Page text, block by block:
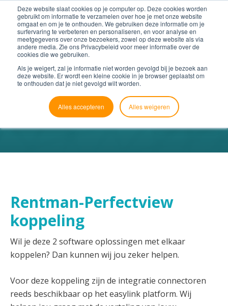
Deze website slaat cookies op je computer op. Deze cookies worden
gebruikt om informatie te verzamelen over hoe je met onze website
omgaat en om je te onthouden. We gebruiken deze informatie om je
surfervaring te verbeteren en personaliseren, en voor analyse en
meetgegevens over onze bezoekers, zowel op deze website als via
andere media. Zie ons Privacybeleid voor meer informatie over de
cookies die we gebruiken.
Als je weigert, zal je informatie niet worden gevolgd bij je bezoek aan
deze website. Er wordt een kleine cookie in je browser geplaatst om
te onthouden dat je niet gevolgd wilt worden.
Alles accepteren Alles weigeren
Rentman-Perfectview
koppeling
Wil je deze 2 software oplossingen met elkaar
koppelen? Dan kunnen wij jou zeker helpen.
Voor deze koppeling zijn de integratie connectoren
reeds beschikbaar op het easylink platform. Wij